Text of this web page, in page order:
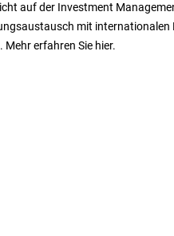
auf der Investment
mit
erfahren Sie hier.